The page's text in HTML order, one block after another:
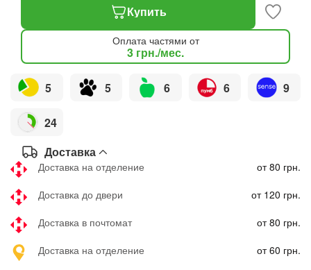
Купить
Оплата частями от
3 грн./мес.
5 5 6 6 9
24
Доставка
Доставка на отделение
от 80 грн.
Доставка до двери
от 120 грн.
Доставка в почтомат
от 80 грн.
Доставка на отделение
от 60 грн.